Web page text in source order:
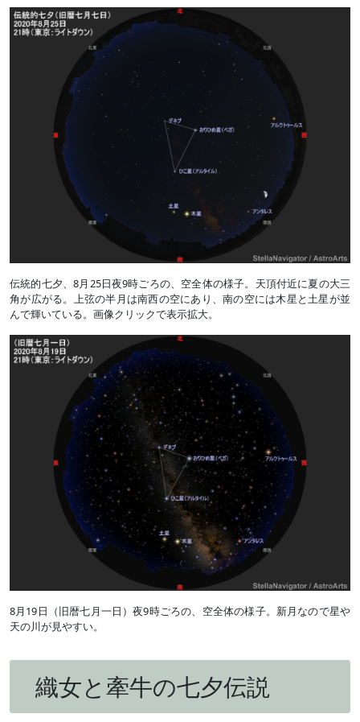
伝統的七夕、8月25日夜9時ごろの、空全体の様子。天頂付近に夏の大三
角が広がる。上弦の半月は南西の空にあり、南の空には木星と土星が並
んで輝いている。画像クリックで表示拡大。
8月19日（旧暦七月一日）夜9時ごろの、空全体の様子。新月なので星や
天の川が見やすい。
織女と牽牛の七夕伝説